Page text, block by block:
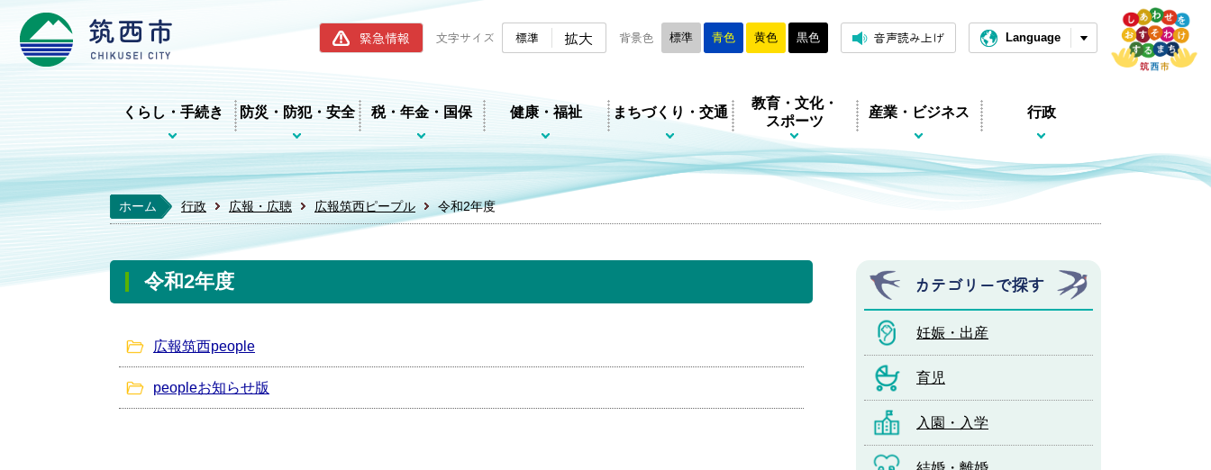
筑西市ホームページ
緊急情報 文字サイズ 標準 拡大 背景色 標準 青色 黄色 黒色 音声読み上げ Language
くらし・手続き 防災・防犯・安全 税・年金・国保 健康・福祉 まちづくり・交通
教育・文化・
スポーツ
産業・ビジネス 行政
ホーム 行政 広報・広聴 広報筑西ピープル 令和2年度
令和2年度
広報筑西people
peopleお知らせ版
カテゴリーで探す
妊娠・出産
育児
入園・入学